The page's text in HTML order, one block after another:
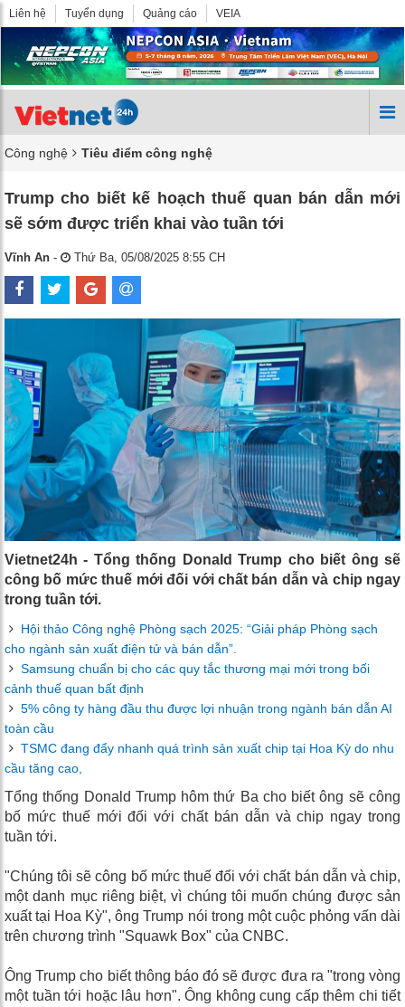
Liên hệ Tuyển dụng Quảng cáo VEIA
Công nghệ Tiêu điểm công nghệ
Trump cho biết kế hoạch thuế quan bán dẫn mới
sẽ sớm được triển khai vào tuần tới
Vĩnh An - Thứ Ba, 05/08/2025 8:55 CH
Vietnet24h - Tổng thống Donald Trump cho biết ông sẽ
công bố mức thuế mới đối với chất bán dẫn và chip ngay
trong tuần tới.
Hội thảo Công nghệ Phòng sạch 2025: “Giải pháp Phòng sạch
cho ngành sản xuất điện tử và bán dẫn”.
Samsung chuẩn bị cho các quy tắc thương mại mới trong bối
cảnh thuế quan bất định
5% công ty hàng đầu thu được lợi nhuận trong ngành bán dẫn AI
toàn cầu
TSMC đang đẩy nhanh quá trình sản xuất chip tại Hoa Kỳ do nhu
cầu tăng cao,
Tổng thống Donald Trump hôm thứ Ba cho biết ông sẽ công
bố mức thuế mới đối với chất bán dẫn và chip ngay trong
tuần tới.
"Chúng tôi sẽ công bố mức thuế đối với chất bán dẫn và chip,
một danh mục riêng biệt, vì chúng tôi muốn chúng được sản
xuất tại Hoa Kỳ", ông Trump nói trong một cuộc phỏng vấn dài
trên chương trình "Squawk Box" của CNBC.
Ông Trump cho biết thông báo đó sẽ được đưa ra "trong vòng
một tuần tới hoặc lâu hơn". Ông không cung cấp thêm chi tiết